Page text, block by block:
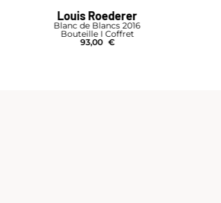
Louis Roederer
Blanc de Blancs 2016
Bouteille I Coffret
93,00 €